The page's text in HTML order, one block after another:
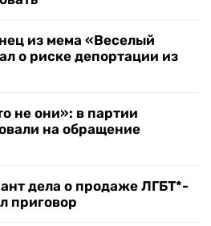
из мема «Веселый
о риске депортации из
не они»: в партии
на обращение
дела о продаже ЛГБТ*-
приговор